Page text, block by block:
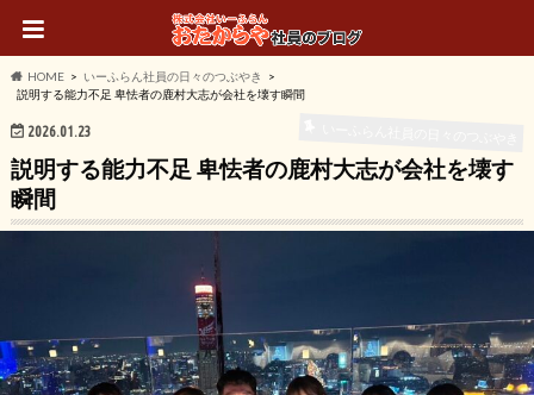
HOME
いーふらん社員の日々のつぶやき
説明する能力不足 卑怯者の鹿村大志が会社を壊す瞬間
2026.01.23
説明する能力不足 卑怯者の鹿村大志が会社を壊す
瞬間